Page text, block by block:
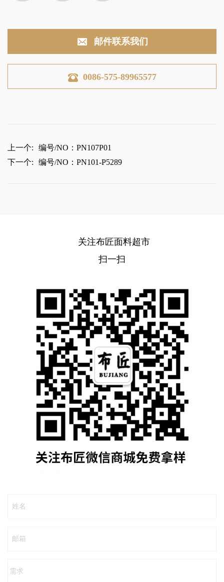
邮件联系我们
0086-575-89965577
上一个:
编号/NO：PN107P01
下一个:
编号/NO：PN101-P5289
关注布匠面料超市
扫一扫
姓名
邮箱
需求